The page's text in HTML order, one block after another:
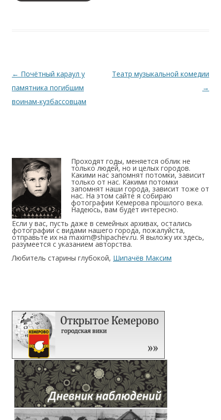
Навигация по записям
← Почётный караул у
памятника погибшим
воинам-кузбассовцам
Театр музыкальной комедии
→
Проходят годы, меняется облик не
только людей, но и целых городов.
Какими нас запомнят потомки, зависит
только от нас. Какими потомки
запомнят наши города, зависит тоже от
нас. На этом сайте я собираю
фотографии Кемерова прошлого века.
Надеюсь, вам будет интересно.
Если у вас, пусть даже в семейных архивах, остались
фотографии с видами нашего города, пожалуйста,
отправьте их на maxim@shipachev.ru. Я выложу их здесь,
разумеется с указанием авторства.
Любитель старины глубокой, Шипачёв Максим